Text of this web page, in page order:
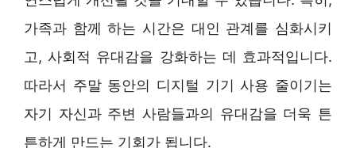
가족과 함께 하는 시간은 대인 관계를 심화시키
고, 사회적 유대감을 강화하는 데 효과적입니다.
따라서 주말 동안의 디지털 기기 사용 줄이기는
자기 자신과 주변 사람들과의 유대감을 더욱 튼
튼하게 만드는 기회가 됩니다.